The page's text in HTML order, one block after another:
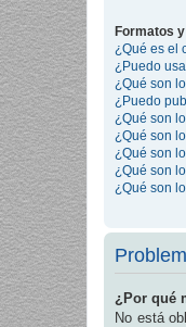
Formatos
¿Qué es el
¿Puedo
¿Qué son
¿Puedo
¿Qué son
¿Qué son
¿Qué son
¿Qué son
¿Qué son
¿Por qué
No está